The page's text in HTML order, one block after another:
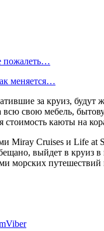
пожалеть…
меняется…
за круиз,
всю свою мебель,
каюты на
Miray Cruises и Life at
выйдет в круиз
морских
Viber